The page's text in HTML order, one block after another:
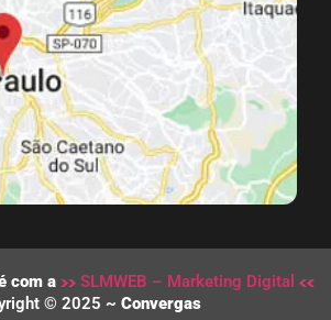
com a
SLMWEB – Marketing Digital
© 2025 ~ Convergas